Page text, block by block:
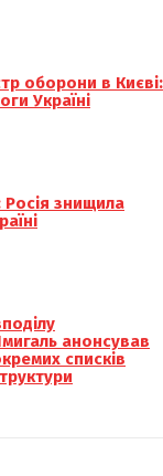
оборони в Києві:
Україні
Росія знищила
анонсував
списків